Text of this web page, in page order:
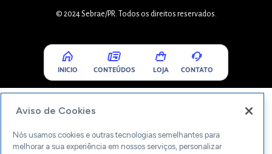
© 2024 Sebrae/PR. Todos os direitos reservados.
INICIO CONTEÚDOS LOJA CONTATO
Aviso de Cookies
Nós usamos cookies e outras tecnologias semelhantes para
melhorar a sua experiência em nossos serviços, personalizar